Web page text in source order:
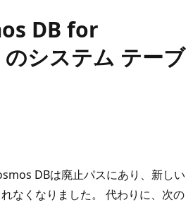
DB for
システム テーブ
DBは廃止パスにあり、新しい
なくなりました。 代わりに、次の